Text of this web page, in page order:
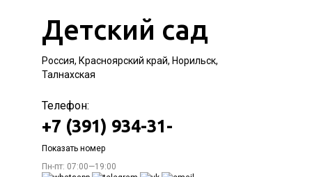
Детский сад
Россия, Красноярский край, Норильск,
Талнахская
Телефон:
+7 (391) 934-31-
Показать номер
Пн-пт: 07:00—19:00